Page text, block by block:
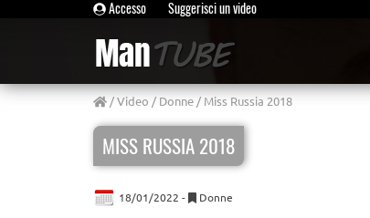
Accesso Suggerisci un video
/Video / Donne/ Miss Russia 2018
MISS RUSSIA 2018
18/01/2022 - Donne